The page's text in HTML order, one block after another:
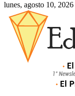
lunes, agosto 10, 2026